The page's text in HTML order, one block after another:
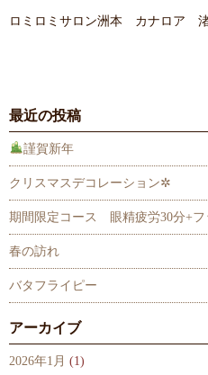
ロミロミサロン洲本 カナロア
最近の投稿
謹賀新年
クリスマスデコレーション✲
期間限定コース 眼精疲労30分+
春の訪れ
バタフライピー
アーカイブ
2026年1月 (1)